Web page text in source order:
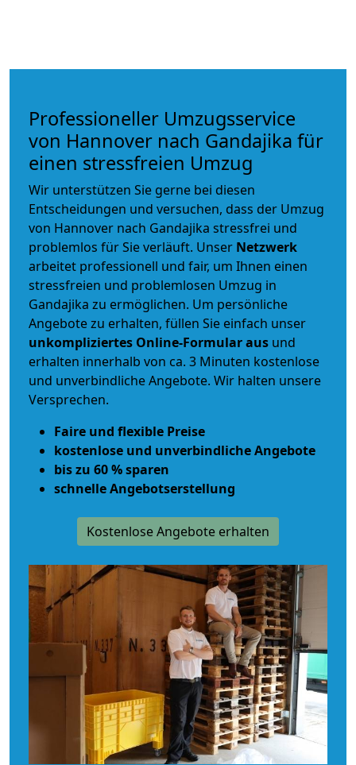
Professioneller Umzugsservice
von Hannover nach Gandajika für
einen stressfreien Umzug
Wir unterstützen Sie gerne bei diesen
Entscheidungen und versuchen, dass der Umzug
von Hannover nach Gandajika stressfrei und
problemlos für Sie verläuft. Unser Netzwerk
arbeitet professionell und fair, um Ihnen einen
stressfreien und problemlosen Umzug in
Gandajika zu ermöglichen. Um persönliche
Angebote zu erhalten, füllen Sie einfach unser
unkompliziertes Online-Formular aus und
erhalten innerhalb von ca. 3 Minuten kostenlose
und unverbindliche Angebote. Wir halten unsere
Versprechen.
Faire und flexible Preise
kostenlose und unverbindliche Angebote
bis zu 60 % sparen
schnelle Angebotserstellung
Kostenlose Angebote erhalten